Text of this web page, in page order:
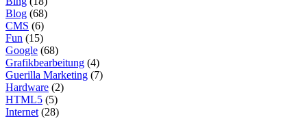
Blog (68)
CMS (6)
Fun (15)
Google (68)
Grafikbearbeitung (4)
Guerilla Marketing (7)
Hardware (2)
HTML5 (5)
Internet(28)